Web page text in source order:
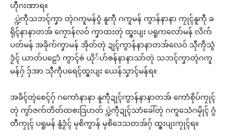
ဟီုဂးဏာရ။
ပ္ဍဲကဵုသဘၚ်ကၞာ တ္ၚဲဂကူမန်ဝွံ နူကဵု ဂကူမန် ကွာန်နာနာ ကၠုၚ်နူကဵု ခ
ရိုၚ်နာနာတအ် ကၠောန်လဝ် ကၞာထးတုဲ ထ္ၜးပျး ပရူကလော်မန် လိက်
ပတ်မန် အခိုက်ကၞာမန် အိုတ်တုဲ ဍုၚ်ကွာန်နာနာတအ်လေဝ် သီုကဵုသွံ
ဒၟံၚ် ယာတ်ပဠောံ ကွာၚ်ၜဴ ယို်ဟ်ၜန်နာနာသာ်တုဲ သဘၚ်ကၞာတ္ၚဲဂကူ
မန်ဂှ် ဒှ်အာ သီုကဵုပရေၚ်ထ္ၜးပျး ယေန်သၞာၚ်မန်ရ။
အခိၚ်တ္ၚဲစေၚ်ဂှ် ဂကောံနာနာ နူကဵုဍုၚ်ကွာန်နာနာတအ် ကောံစိုပ်ကၠုၚ်
တုဲ ကွာ်ဇက်တိတ်ထၜးဒြဟတ် ပ္ဍဲကဵုဍုၚ်သာံခေါ်တုဲ ဂကူသေံဂမၠိုၚ် ဂွံ
တီကၠုၚ် ပရူမန် နွံဒၟံၚ် မုစိကွာန် မုစိဒေသတအ်ဂှ် ထ္ၜးပျးကၠုၚ်ရ။